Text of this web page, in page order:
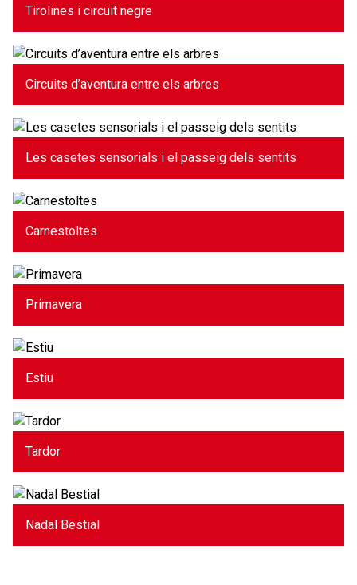
Tirolines i circuit negre
Circuits d’aventura entre els arbres
Les casetes sensorials i el passeig dels sentits
Carnestoltes
Primavera
Estiu
Tardor
Nadal Bestial